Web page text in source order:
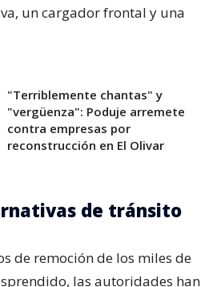
un cargador frontal y una
"Terriblemente chantas" y
"vergüenza": Poduje arremete
contra empresas por
reconstrucción en El Olivar
de tránsito
de remoción de los miles de
las autoridades han